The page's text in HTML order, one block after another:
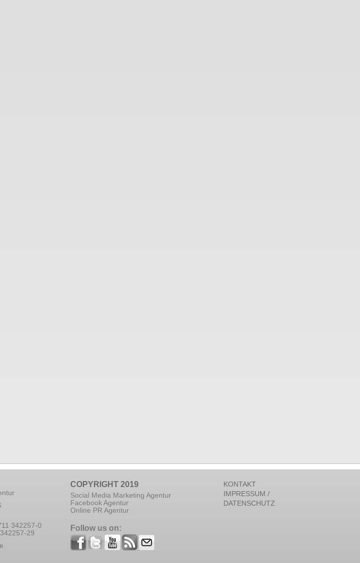
342257-0
29
COPYRIGHT 2019
Social Media Marketing Agentur
Facebook Agentur
Online PR Agentur
Follow us on:
KONTAKT
IMPRESSUM /
DATENSCHUTZ